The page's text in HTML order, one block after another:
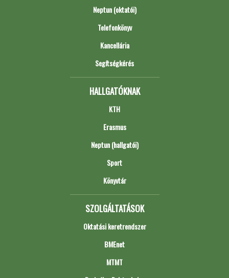
Neptun (oktatói)
Telefonkönyv
Kancellária
Segítségkérés
HALLGATÓKNAK
KTH
Erasmus
Neptun (hallgatói)
Sport
Könyvtár
SZOLGÁLTATÁSOK
Oktatási keretrendszer
BMEnet
MTMT